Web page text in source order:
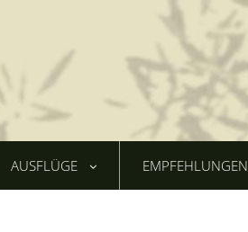
AUSFLÜGE EMPFEHLUNGEN